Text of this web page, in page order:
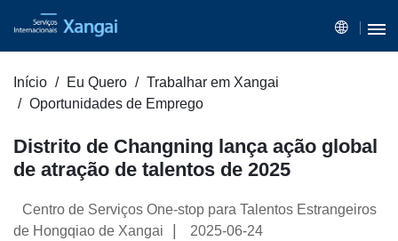
Início Eu Quero
Trabalhar em Xangai
Oportunidades de Emprego
Distrito de Changning lança ação global
de atração de talentos de 2025
Centro de Serviços One-stop para Talentos Estrangeiros
de Hongqiao de Xangai
2025-06-24